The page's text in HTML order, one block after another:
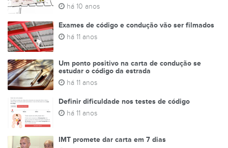
há 10 anos
Exames de código e condução vão ser filmados
há 11 anos
Um ponto positivo na carta de condução se
estudar o código da estrada
há 11 anos
Definir dificuldade nos testes de código
há 11 anos
IMT promete dar carta em 7 dias